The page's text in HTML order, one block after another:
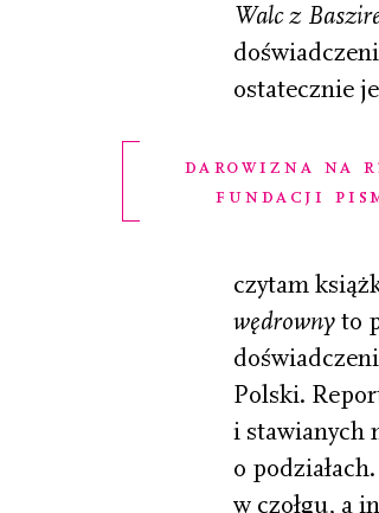
Walc z
ostatecznie
darowizna na
fundacji
czytam
wędrownyto
Polski.
i stawianych
o
w czołgu, a